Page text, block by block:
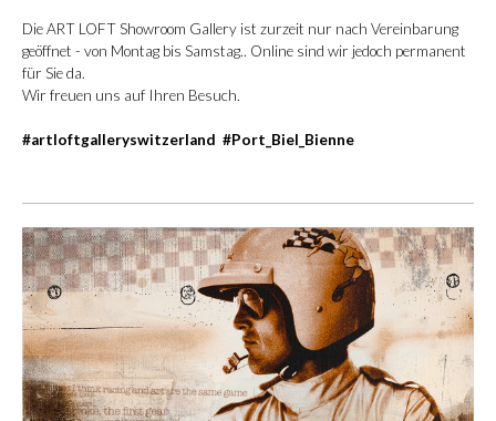
Die ART LOFT Showroom Gallery ist zurzeit nur nach Vereinbarung
geöffnet - von Montag bis Samstag.. Online sind wir jedoch permanent
für Sie da.
Wir freuen uns auf Ihren Besuch.
#artloftgalleryswitzerland #Port_Biel_Bienne